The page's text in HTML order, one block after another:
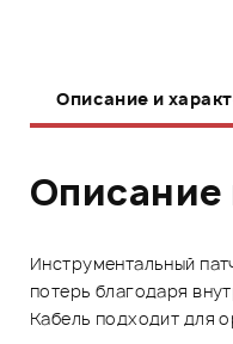
Описание и
Описание
Инструментальный
потерь благодаря
Кабель подходит для